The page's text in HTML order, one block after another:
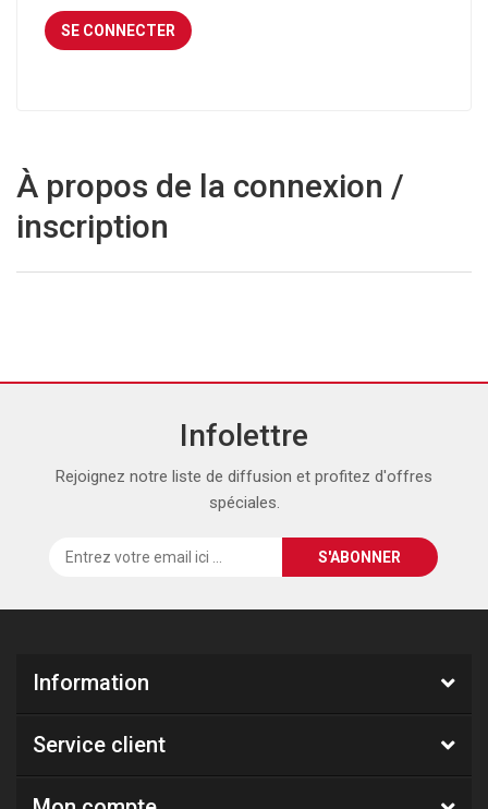
À propos de la connexion /
inscription
Infolettre
Rejoignez notre liste de diffusion et profitez d'offres
spéciales.
Information
Service client